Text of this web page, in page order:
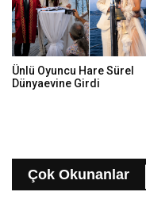
Ünlü Oyuncu Hare Sürel
Dünyaevine Girdi
Çok Okunanlar